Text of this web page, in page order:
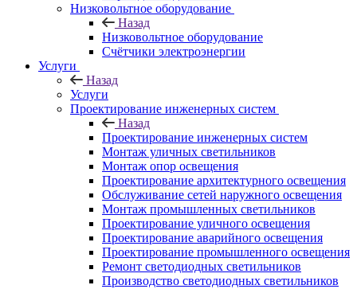
Низковольтное оборудование
Назад
Низковольтное оборудование
Счётчики электроэнергии
Услуги
Назад
Услуги
Проектирование инженерных систем
Назад
Проектирование инженерных систем
Монтаж уличных светильников
Монтаж опор освещения
Проектирование архитектурного освещения
Обслуживание сетей наружного освещения
Монтаж промышленных светильников
Проектирование уличного освещения
Проектирование аварийного освещения
Проектирование промышленного освещения
Ремонт светодиодных светильников
Производство светодиодных светильников